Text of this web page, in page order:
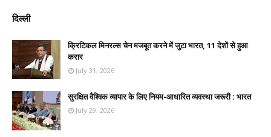
दिल्ली
क्रिटिकल मिनरल्स चेन मजबूत करने में जुटा भारत, 11 देशों से हुआ
करार
July 31, 2026
सुरक्षित वैश्विक व्यापार के लिए नियम-आधारित व्यवस्था जरूरी : भारत
July 29, 2026